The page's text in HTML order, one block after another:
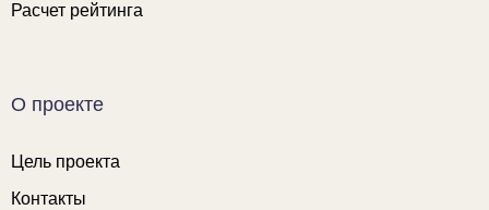
Расчет рейтинга
О проекте
Цель проекта
Контакты